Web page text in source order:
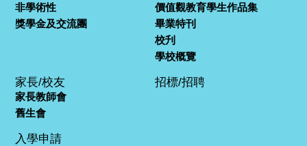
非學術性
獎學金及交流團
價值觀教育學生作品集
畢業特刊
校刋
學校概覽
家長/校友
家長教師會
舊生會
招標/招聘
入學申請